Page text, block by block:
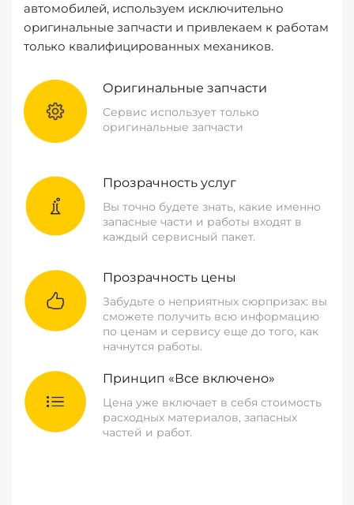
автомобилей, используем исключительно
оригинальные запчасти и привлекаем к работам
только квалифицированных механиков.
Оригинальные запчасти
Сервис использует только
оригинальные запчасти
Прозрачность услуг
Вы точно будете знать, какие именно
запасные части и работы входят в
каждый сервисный пакет.
Прозрачность цены
Забудьте о неприятных сюрпризах: вы
сможете получить всю информацию
по ценам и сервису еще до того, как
начнутся работы.
Принцип «Все включено»
Цена уже включает в себя стоимость
расходных материалов, запасных
частей и работ.